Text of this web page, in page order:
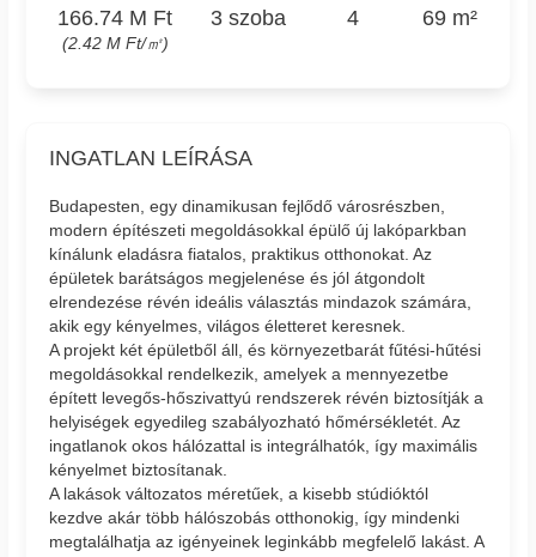
166.74 M Ft
(2.42 M Ft/㎡)
3 szoba 4 69 m²
INGATLAN LEÍRÁSA
Budapesten, egy dinamikusan fejlődő városrészben,
modern építészeti megoldásokkal épülő új lakóparkban
kínálunk eladásra fiatalos, praktikus otthonokat. Az
épületek barátságos megjelenése és jól átgondolt
elrendezése révén ideális választás mindazok számára,
akik egy kényelmes, világos életteret keresnek.
A projekt két épületből áll, és környezetbarát fűtési-hűtési
megoldásokkal rendelkezik, amelyek a mennyezetbe
épített levegős-hőszivattyú rendszerek révén biztosítják a
helyiségek egyedileg szabályozható hőmérsékletét. Az
ingatlanok okos hálózattal is integrálhatók, így maximális
kényelmet biztosítanak.
A lakások változatos méretűek, a kisebb stúdióktól
kezdve akár több hálószobás otthonokig, így mindenki
megtalálhatja az igényeinek leginkább megfelelő lakást. A